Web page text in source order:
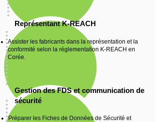
Représentant K-REACH
Assister les fabricants dans la représentation et la
conformité selon la réglementation K-REACH en
Corée.
Gestion des FDS et communication de
sécurité
Préparer les Fiches de Données de Sécurité et